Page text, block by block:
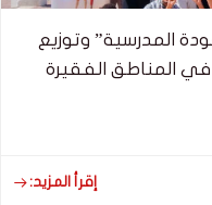
المدرسية” وتوزيع
المناطق الفقيرة
إقرأ المزيد: